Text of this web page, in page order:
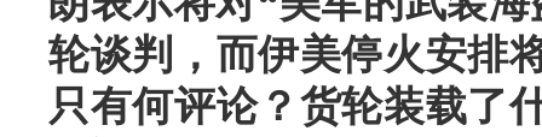
轮谈判，而伊美停火安排
只有何评论？货轮装载了